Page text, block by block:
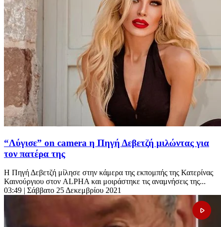
“Λύγισε” on camera η Πηγή Δεβετζή μιλώντας για
τον πατέρα της
Η Πηγή Δεβετζή μίλησε στην κάμερα της εκπομπής της Κατερίνας
Καινούργιου στον ALPHA και μοιράστηκε τις αναμνήσεις της...
03:49 | Σάββατο 25 Δεκεμβρίου 2021